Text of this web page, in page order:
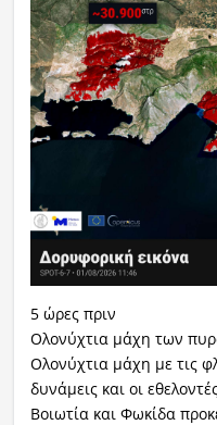
5 ώρες πριν
Ολονύχτια μάχη των
Ολονύχτια μάχη με τις
δυνάμεις και οι
Βοιωτία και Φωκίδα